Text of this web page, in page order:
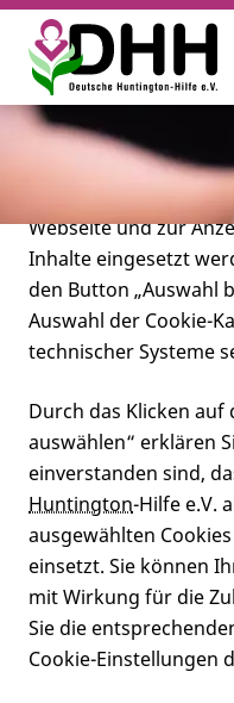
Leben mit
Forschung
Miteinander
Verein
Service
Muss ich vor
privaten
Gentest
Cookie-
Diese Webseite setzt
Tracking-Tools ein.
Tracking-Tools, die
technisch notwendig
Zwecken sowie zur
Webseite und zur
Inhalte eingesetzt
den Button „Auswahl
Auswahl der Cookie-
technischer Systeme
Durch das Klicken auf
auswählen“ erklären
einverstanden sind,
Huntington-Hilfe e.V.
ausgewählten
einsetzt. Sie können
mit Wirkung für die
Sie die
Cookie-Einstellungen